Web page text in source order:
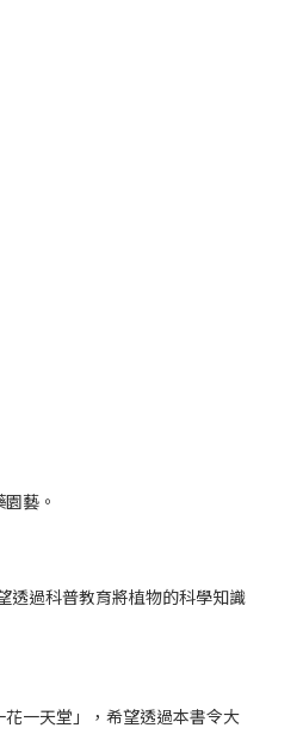
藝。
透過科普教育將植物的科學知識
一天堂」，希望透過本書令大